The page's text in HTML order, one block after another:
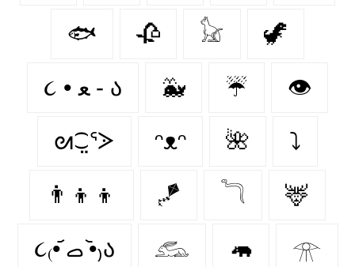
🐟 🥀 𓃠 🦖
૮ • ﻌ - ა⁩ 🐳 ☔ 👁️
ᘛ⁐̤ᕐᐷ ᵔᴥᵔ 🌺 ⤵
👨‍👦‍👦 🪁 𓆓 🦌
૮₍•᷄ ࡇ •᷅₎ა 𓃹 🦛 𓁿